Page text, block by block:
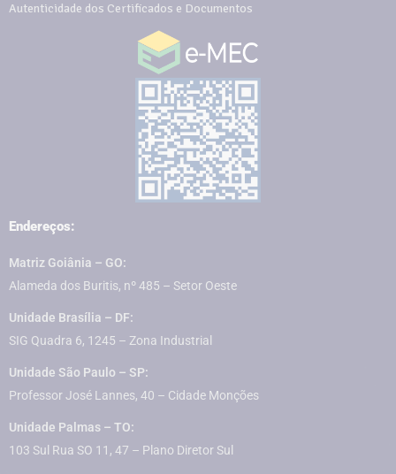
Autenticidade dos Certificados e Documentos
Endereços:
Matriz Goiânia – GO:
Alameda dos Buritis, nº 485 – Setor Oeste
Unidade Brasília – DF:
SIG Quadra 6, 1245 – Zona Industrial
Unidade São Paulo – SP:
Professor José Lannes, 40 – Cidade Monções
Unidade Palmas – TO:
103 Sul Rua SO 11, 47 – Plano Diretor Sul